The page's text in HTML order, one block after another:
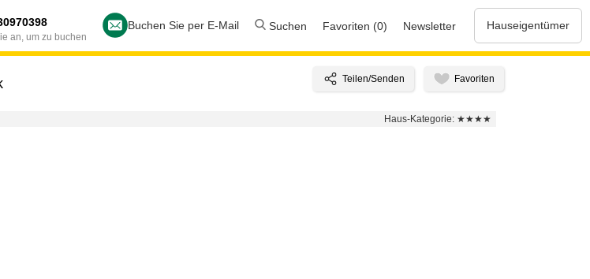
an, um zu buchen
Buchen Sie per E-Mail Suchen Favoriten (0) Newsletter Hauseigentümer
Haus-Kategorie: ★★★★